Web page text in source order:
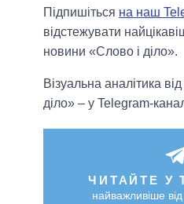
Підпишіться на наш
відстежувати
новини «Слово і діло».
Візуальна аналітика
діло» – у Telegram-
ЧИТАЙТЕ У
найважливіше